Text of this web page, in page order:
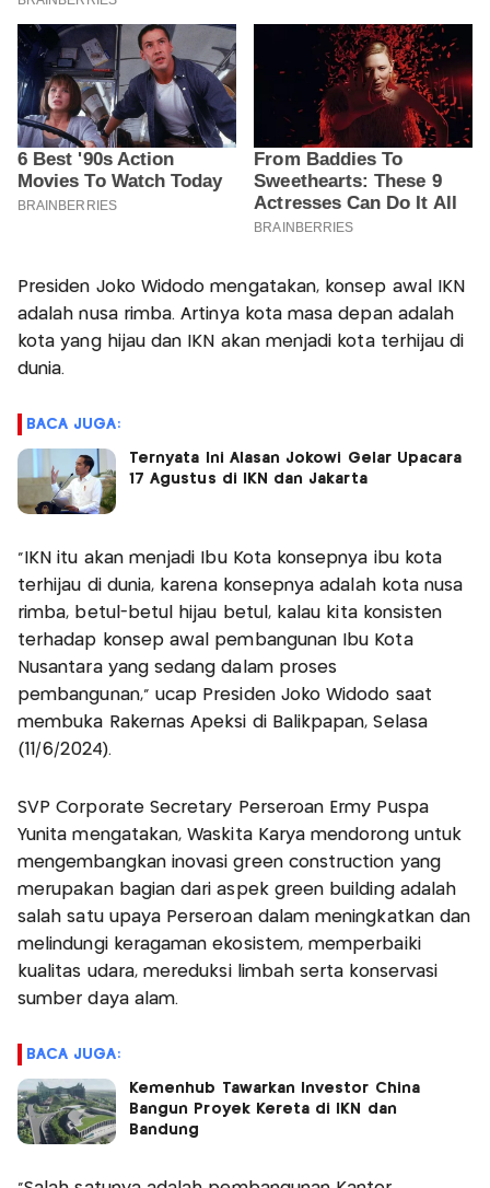
Presiden Joko Widodo mengatakan, konsep awal IKN
adalah nusa rimba. Artinya kota masa depan adalah
kota yang hijau dan IKN akan menjadi kota terhijau di
dunia.
BACA JUGA:
Ternyata Ini Alasan Jokowi Gelar Upacara
17 Agustus di IKN dan Jakarta
“IKN itu akan menjadi Ibu Kota konsepnya ibu kota
terhijau di dunia, karena konsepnya adalah kota nusa
rimba, betul-betul hijau betul, kalau kita konsisten
terhadap konsep awal pembangunan Ibu Kota
Nusantara yang sedang dalam proses
pembangunan,” ucap Presiden Joko Widodo saat
membuka Rakernas Apeksi di Balikpapan, Selasa
(11/6/2024).
SVP Corporate Secretary Perseroan Ermy Puspa
Yunita mengatakan, Waskita Karya mendorong untuk
mengembangkan inovasi green construction yang
merupakan bagian dari aspek green building adalah
salah satu upaya Perseroan dalam meningkatkan dan
melindungi keragaman ekosistem, memperbaiki
kualitas udara, mereduksi limbah serta konservasi
sumber daya alam.
BACA JUGA:
Kemenhub Tawarkan Investor China
Bangun Proyek Kereta di IKN dan
Bandung